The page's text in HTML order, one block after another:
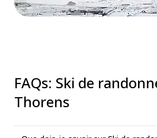
FAQs: Ski de
Thorens